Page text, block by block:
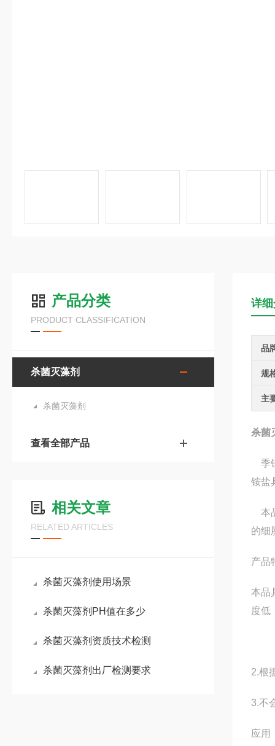
产品分类
PRODUCT CLASSIFICATION
杀菌灭藻剂
杀菌灭藻剂
查看全部产品
相关文章
RELATED ARTICLES
杀菌灭藻剂使用场景
杀菌灭藻剂PH值在多少
杀菌灭藻剂资质技术检测
杀菌灭藻剂出厂检测要求
详
品
规
主
杀菌
季
铵盐
本
的细
产品
本品
度低
2.根
3.不
应用